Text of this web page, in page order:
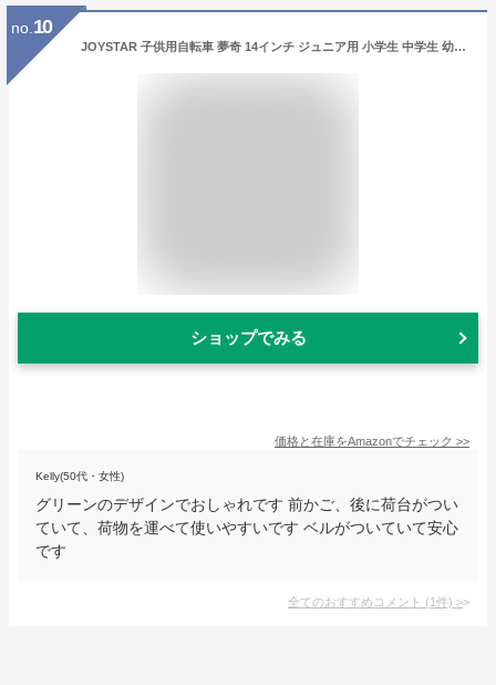
no. 10
JOYSTAR 子供用自転車 夢奇 14インチ ジュニア用 小学生 中学生 幼児用 可愛い 男の子 女の子 お誕生日プレゼント カゴ ベル 補助輪付き おしゃれ ガール ボーイズ グリーン ピンク [並行輸入品]
ショップでみる
価格と在庫をAmazonでチェック >>
Kelly(50代・女性)
グリーンのデザインでおしゃれです 前かご、後に荷台がつい
ていて、荷物を運べて使いやすいです ベルがついていて安心
です
全てのおすすめコメント (1件) >